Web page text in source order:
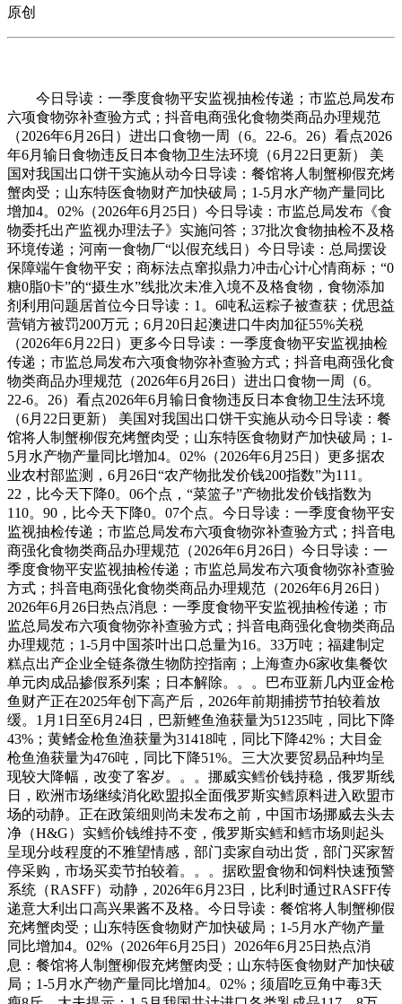
原创
今日导读：一季度食物平安监视抽检传递；市监总局发布
六项食物弥补查验方式；抖音电商强化食物类商品办理规范
（2026年6月26日）进出口食物一周（6。22-6。26）看点2026
年6月输日食物违反日本食物卫生法环境（6月22日更新） 美
国对我国出口饼干实施从动今日导读：餐馆将人制蟹柳假充烤
蟹肉受；山东特医食物财产加快破局；1-5月水产物产量同比
增加4。02%（2026年6月25日）今日导读：市监总局发布《食
物委托出产监视办理法子》实施问答；37批次食物抽检不及格
环境传递；河南一食物厂“以假充线日）今日导读：总局摆设
保障端午食物平安；商标法点窜拟鼎力冲击心计心情商标；“0
糖0脂0卡”的“摄生水”线批次未准入境不及格食物，食物添加
剂利用问题居首位今日导读：1。6吨私运粽子被查获；优思益
营销方被罚200万元；6月20日起澳进口牛肉加征55%关税
（2026年6月22日）更多今日导读：一季度食物平安监视抽检
传递；市监总局发布六项食物弥补查验方式；抖音电商强化食
物类商品办理规范（2026年6月26日）进出口食物一周（6。
22-6。26）看点2026年6月输日食物违反日本食物卫生法环境
（6月22日更新） 美国对我国出口饼干实施从动今日导读：餐
馆将人制蟹柳假充烤蟹肉受；山东特医食物财产加快破局；1-
5月水产物产量同比增加4。02%（2026年6月25日）更多据农
业农村部监测，6月26日“农产物批发价钱200指数”为111。
22，比今天下降0。06个点，“菜篮子”产物批发价钱指数为
110。90，比今天下降0。07个点。今日导读：一季度食物平安
监视抽检传递；市监总局发布六项食物弥补查验方式；抖音电
商强化食物类商品办理规范（2026年6月26日）今日导读：一
季度食物平安监视抽检传递；市监总局发布六项食物弥补查验
方式；抖音电商强化食物类商品办理规范（2026年6月26日）
2026年6月26日热点消息：一季度食物平安监视抽检传递；市
监总局发布六项食物弥补查验方式；抖音电商强化食物类商品
办理规范；1-5月中国茶叶出口总量为16。33万吨；福建制定
糕点出产企业全链条微生物防控指南；上海查办6家收集餐饮
单元肉成品掺假系列案；日本解除。。。巴布亚新几内亚金枪
鱼财产正在2025年创下高产后，2026年前期捕捞节拍较着放
缓。1月1日至6月24日，巴新鲣鱼渔获量为51235吨，同比下降
43%；黄鳍金枪鱼渔获量为31418吨，同比下降42%；大目金
枪鱼渔获量为476吨，同比下降51%。三大次要贸易品种均呈
现较大降幅，改变了客岁。。。挪威实鳕价钱持稳，俄罗斯线
日，欧洲市场继续消化欧盟拟全面俄罗斯实鳕原料进入欧盟市
场的动静。正在政策细则尚未发布之前，中国市场挪威去头去
净（H&G）实鳕价钱维持不变，俄罗斯实鳕和鳕市场则起头
呈现分歧程度的不雅望情感，部门卖家自动出货，部门买家暂
停采购，市场买卖节拍较着。。。据欧盟食物和饲料快速预警
系统（RASFF）动静，2026年6月23日，比利时通过RASFF传
递意大利出口高兴果酱不及格。今日导读：餐馆将人制蟹柳假
充烤蟹肉受；山东特医食物财产加快破局；1-5月水产物产量
同比增加4。02%（2026年6月25日）2026年6月25日热点消
息：餐馆将人制蟹柳假充烤蟹肉受；山东特医食物财产加快破
局；1-5月水产物产量同比增加4。02%；须眉吃豆角中毒3天